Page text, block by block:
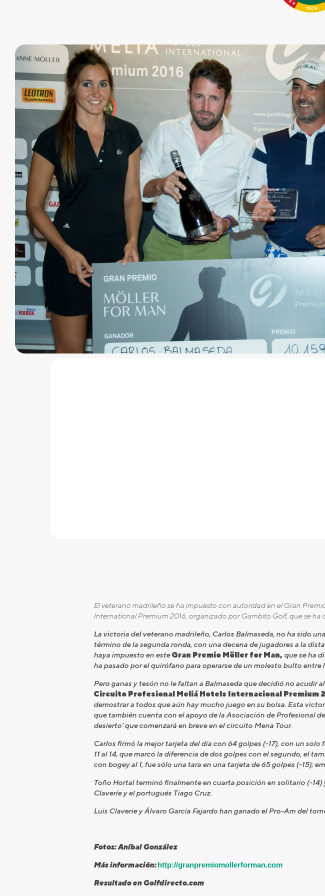
El veterano madrileño se ha impuesto con autoridad en el Gran
International Premium 2016, organizado por Gambito Golf, que se ha
La victoria del veterano madrileño, Carlos Balmaseda, no ha sido
término de la segunda ronda, con una decena de jugadores a la
haya impuesto en esteGran Premio Möller for Man, que se ha
ha pasado por el quirófano para operarse de un molesto bulto
Pero ganas y tesón no le faltan a Balmaseda que decidió no acudir
Circuito Profesional Meliá Hotels Internacional Premium
demostrar a todos que aún hay mucho juego en su bolsa. Esta
que también cuenta con el apoyo de la Asociación de Profesional de
desierto’ que comenzará en breve en el circuito Mena Tour.
Carlos firmó la mejor tarjeta del día con 64 golpes (-17), con un
11 al 14, que marcó la diferencia de dos golpes con el segundo, el
con bogey al 1, fue sólo una tara en una tarjeta de 65 golpes (-15);
Toño Hortal terminó finalmente en cuarta posición en solitario (-
Claveríe y el portugués Tiago Cruz.
Luis Claverie y Álvaro García Fajardo han ganado el Pro-Am del
Fotos: Aníbal González
Más información:http://granpremiomollerforman.com
Resultado en Golfdirecto.com